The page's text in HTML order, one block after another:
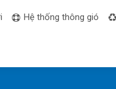
Hệ thống thông gió